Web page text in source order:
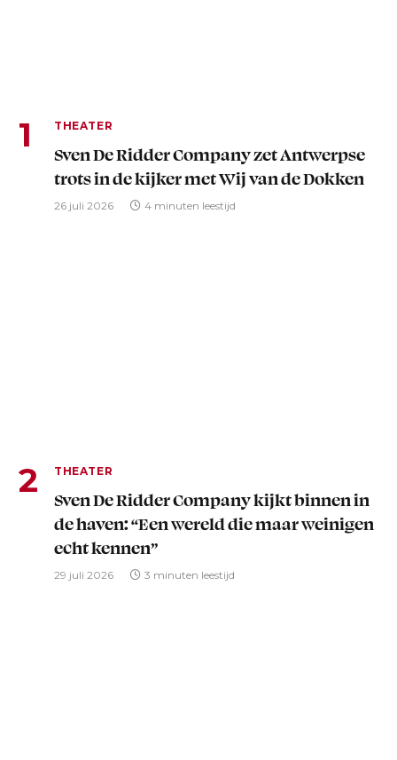
THEATER
Sven De Ridder Company zet Antwerpse
trots in de kijker met Wij van de Dokken
26 juli 2026 4 minuten leestijd
THEATER
Sven De Ridder Company kijkt binnen in
de haven: “Een wereld die maar weinigen
echt kennen”
29 juli 2026 3 minuten leestijd